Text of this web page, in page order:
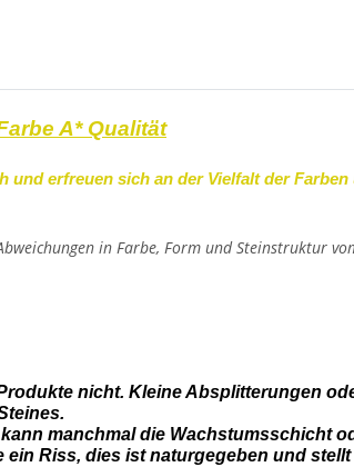
A* Qualität
erfreuen sich an der Vielfalt der Farben
in Farbe, Form und Steinstruktur
nicht. Kleine Absplitterungen
manchmal die Wachstumsschicht
Riss, dies ist naturgegeben und stellt